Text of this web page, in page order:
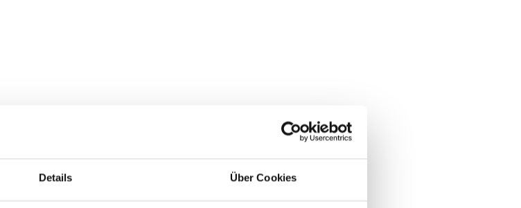
Details Über Cookies